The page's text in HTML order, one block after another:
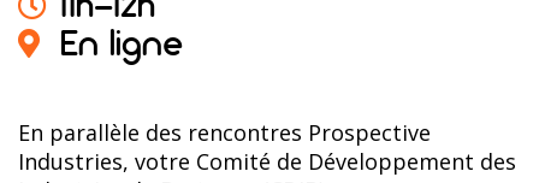
En ligne
En parallèle des rencontres Prospective
Industries, votre Comité de Développement des